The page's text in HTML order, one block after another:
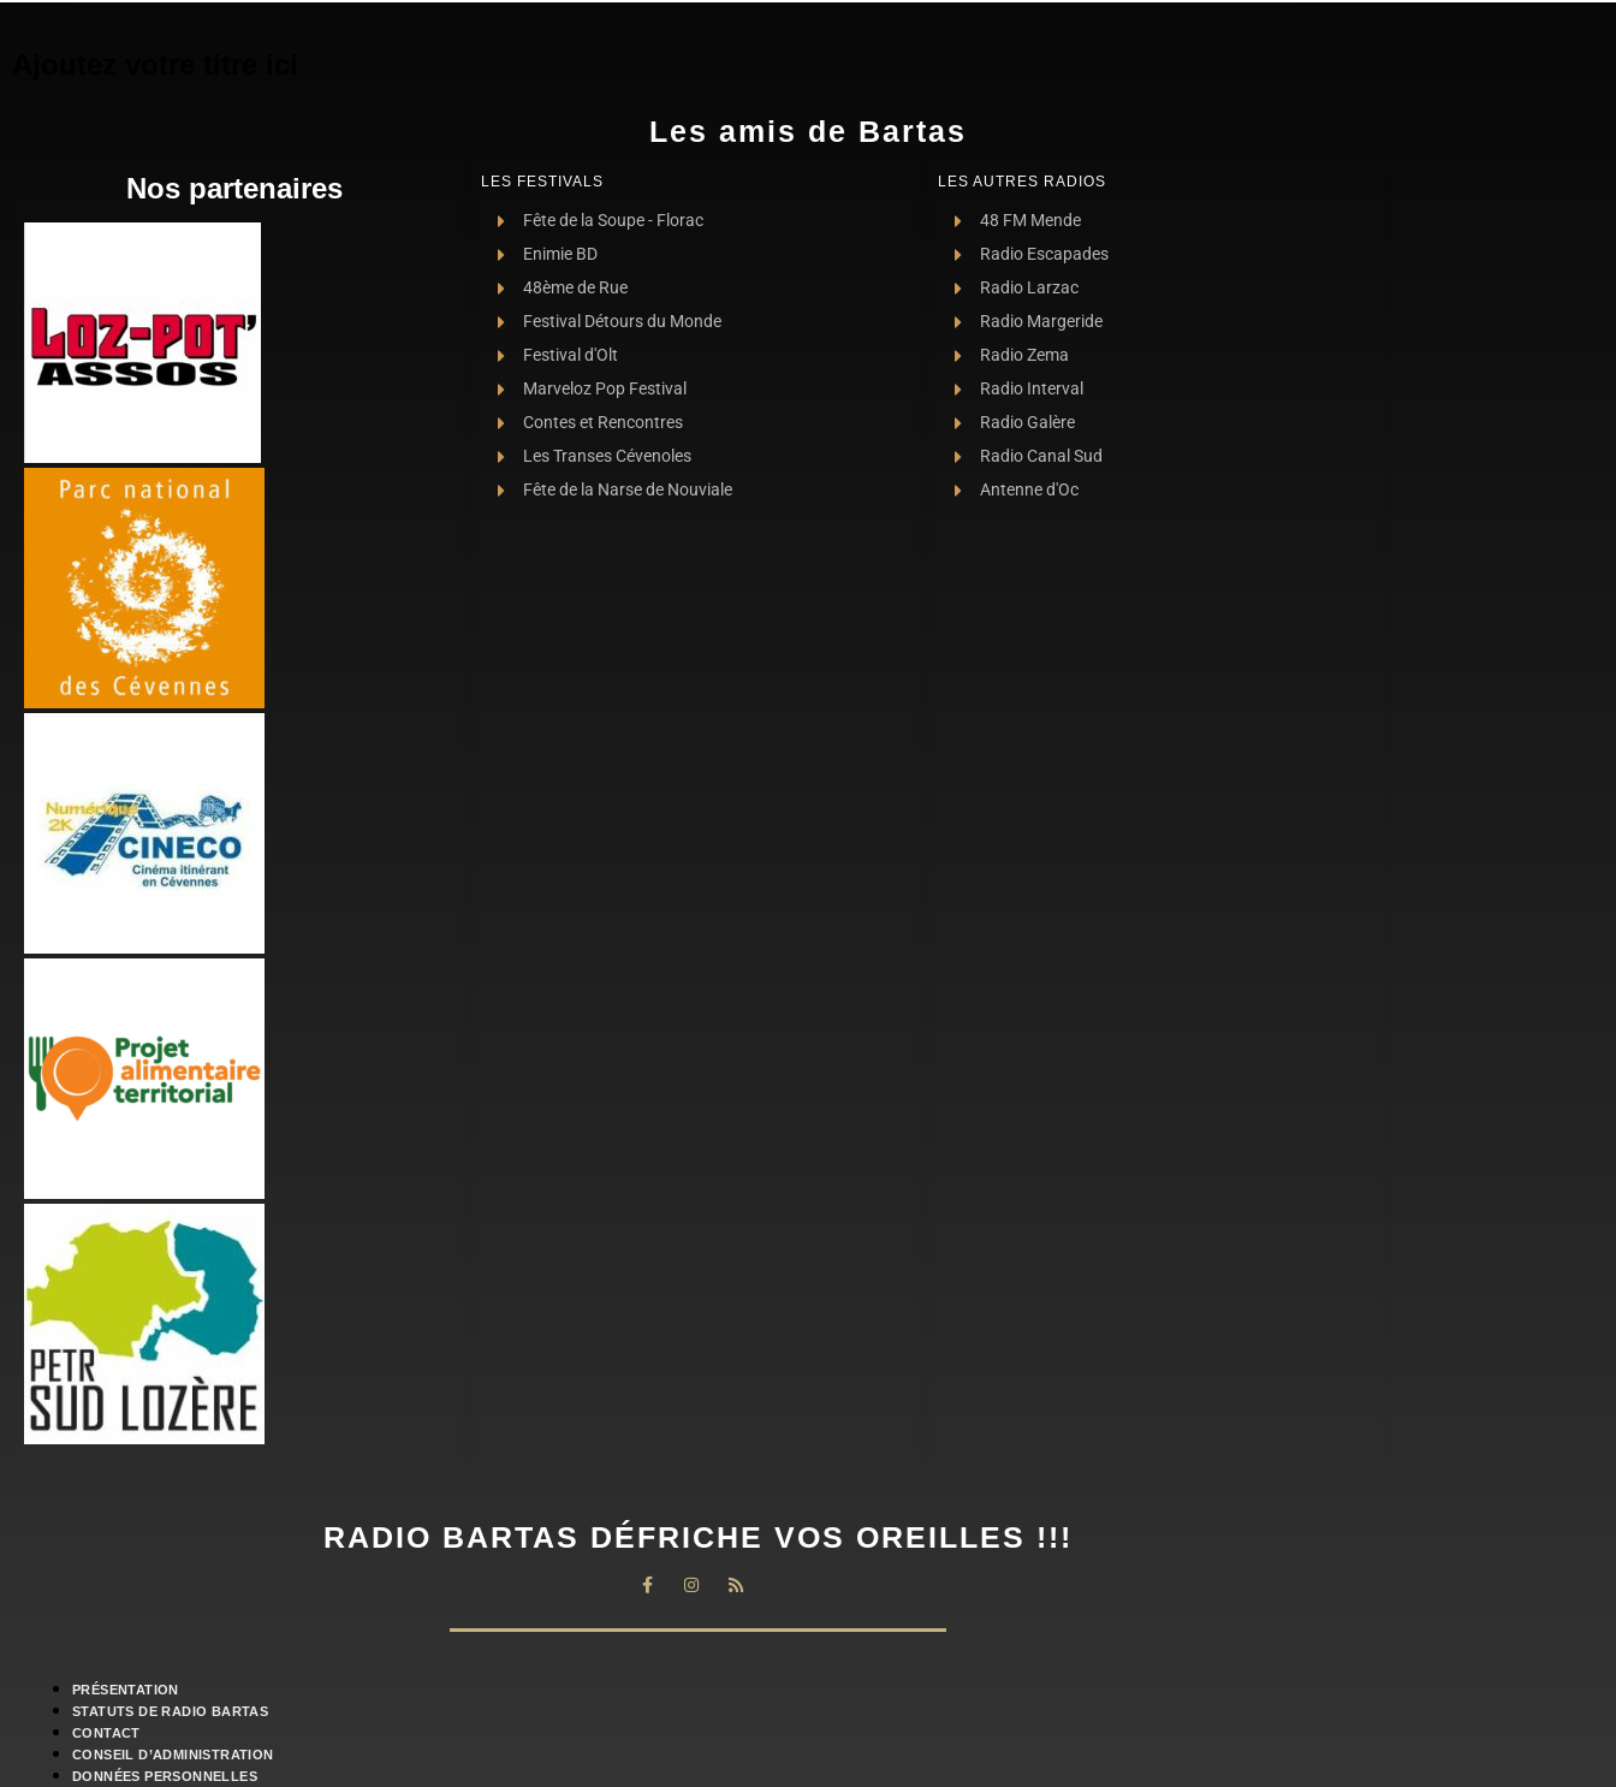
Les amis de Bartas
Nos partenaires LES FESTIVALS
Fête de la Soupe - Florac
Enimie BD
48ème de Rue
Festival Détours du Monde
Festival d'Olt
Marveloz Pop Festival
Contes et Rencontres
Les Transes Cévenoles
Fête de la Narse de Nouviale
LES AUTRES RADIOS
48 FM Mende
Radio Escapades
Radio Larzac
Radio Margeride
Radio Zema
Radio Interval
Radio Galère
Radio Canal Sud
Antenne d'Oc
RADIO BARTAS DÉFRICHE VOS OREILLES !!!
PRÉSENTATION
STATUTS DE RADIO BARTAS
CONTACT
CONSEIL D’ADMINISTRATION
DONNÉES PERSONNELLES